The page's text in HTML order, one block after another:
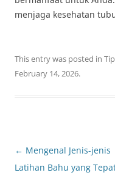
menjaga kesehatan
This entry was posted in
February 14, 2026.
Post
navigation
← Mengenal Jenis-jenis
Latihan Bahu yang